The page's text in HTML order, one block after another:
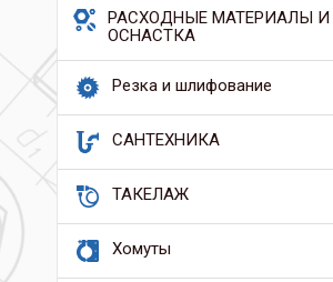
РАСХОДНЫЕ МАТЕРИАЛЫ И
ОСНАСТКА
Резка и шлифование
САНТЕХНИКА
ТАКЕЛАЖ
Хомуты